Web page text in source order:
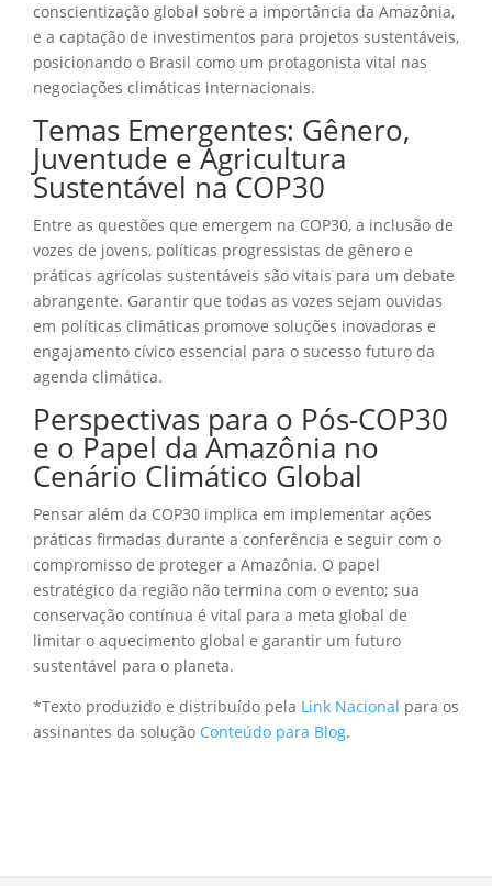
conscientização global sobre a importância da Amazônia,
e a captação de investimentos para projetos sustentáveis,
posicionando o Brasil como um protagonista vital nas
negociações climáticas internacionais.
Temas Emergentes: Gênero,
Juventude e Agricultura
Sustentável na COP30
Entre as questões que emergem na COP30, a inclusão de
vozes de jovens, políticas progressistas de gênero e
práticas agrícolas sustentáveis são vitais para um debate
abrangente. Garantir que todas as vozes sejam ouvidas
em políticas climáticas promove soluções inovadoras e
engajamento cívico essencial para o sucesso futuro da
agenda climática.
Perspectivas para o Pós-COP30
e o Papel da Amazônia no
Cenário Climático Global
Pensar além da COP30 implica em implementar ações
práticas firmadas durante a conferência e seguir com o
compromisso de proteger a Amazônia. O papel
estratégico da região não termina com o evento; sua
conservação contínua é vital para a meta global de
limitar o aquecimento global e garantir um futuro
sustentável para o planeta.
*Texto produzido e distribuído pela Link Nacional para os
assinantes da solução Conteúdo para Blog.